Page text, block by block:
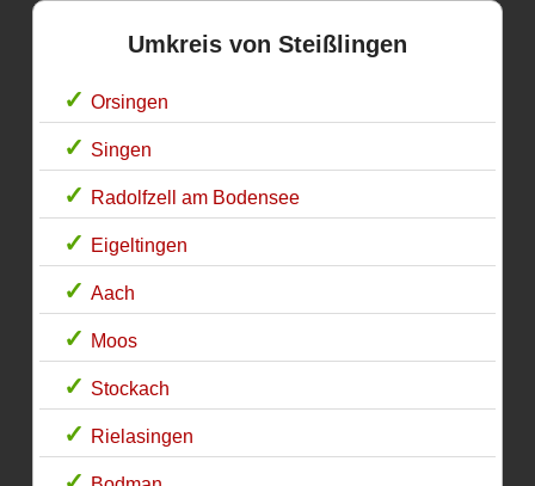
Umkreis von Steißlingen
Orsingen
Singen
Radolfzell am Bodensee
Eigeltingen
Aach
Moos
Stockach
Rielasingen